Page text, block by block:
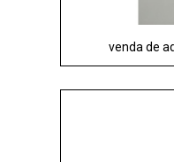
venda de